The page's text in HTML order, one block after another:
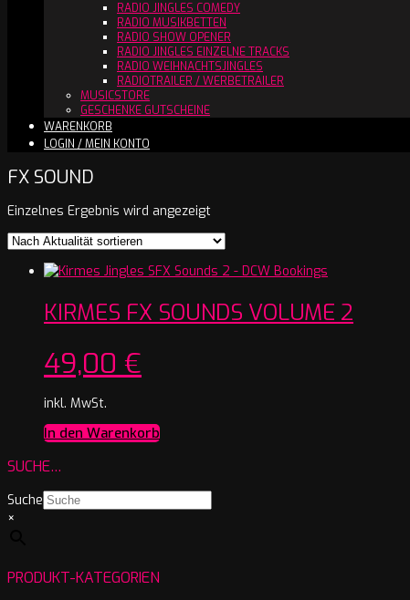
RADIO JINGLES COMEDY
RADIO MUSIKBETTEN
RADIO SHOW OPENER
RADIO JINGLES EINZELNE TRACKS
RADIO WEIHNACHTSJINGLES
RADIOTRAILER / WERBETRAILER
MUSICSTORE
GESCHENKE GUTSCHEINE
WARENKORB
LOGIN / MEIN KONTO
FX SOUND
Einzelnes Ergebnis wird angezeigt
KIRMES FX SOUNDS VOLUME 2
49,00 €
inkl. MwSt.
In den Warenkorb
SUCHE…
Suche
×
PRODUKT-KATEGORIEN